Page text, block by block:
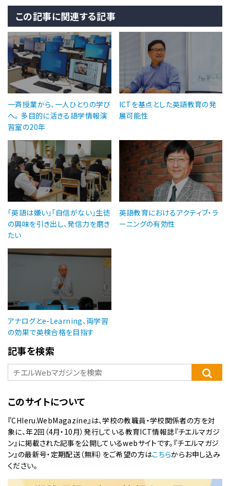
この記事に関連する記事
一斉授業から、一人ひとりの学び
へ。 多目的に活きる語学情報演
習室の20年
ICTを基点とした英語教育の発
展可能性
「英語は嫌い」「自信がない」生徒
の興味を引き出し、発信力を磨き
たい
英語教育におけるアクティブ・ラ
ーニングの有効性
アナログとe-Learning、両学習
の効果で英検合格を目指す
記事を検索
このサイトについて
『CHIeru.WebMagazine』は、学校の教職員・学校関係者の方を対
象に、年2回（4月・10月）発行している教育ICT情報誌『チエルマガジ
ン』に掲載された記事を公開しているwebサイトです。『チエルマガジ
ン』の最新号・定期配送（無料）をご希望の方はこちらからお申し込み
ください。